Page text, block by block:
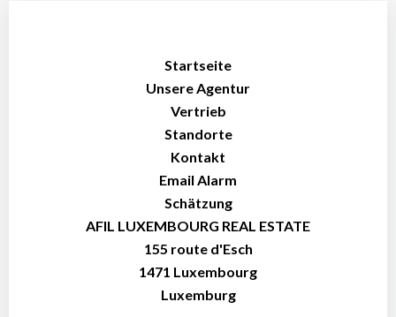
Startseite
Unsere Agentur
Vertrieb
Standorte
Kontakt
Email Alarm
Schätzung
AFIL LUXEMBOURG REAL ESTATE
155 route d'Esch
1471 Luxembourg
Luxemburg